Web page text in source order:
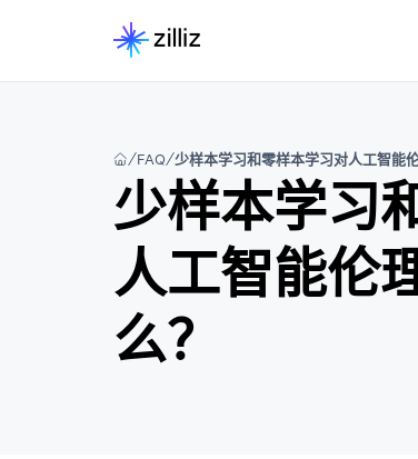
FAQ 少样本学习和零样本学习对人工智能
少样本学习
人工智能伦
么？